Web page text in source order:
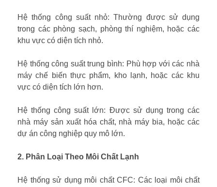
Hệ thống công suất nhỏ: Thường được sử dụng
trong các phòng sạch, phòng thí nghiệm, hoặc các
khu vực có diện tích nhỏ.
Hệ thống công suất trung bình: Phù hợp với các nhà
máy chế biến thực phẩm, kho lạnh, hoặc các khu
vực có diện tích lớn hơn.
Hệ thống công suất lớn: Được sử dụng trong các
nhà máy sản xuất hóa chất, nhà máy bia, hoặc các
dự án công nghiệp quy mô lớn.
2. Phân Loại Theo Môi Chất Lạnh
Hệ thống sử dụng môi chất CFC: Các loại môi chất